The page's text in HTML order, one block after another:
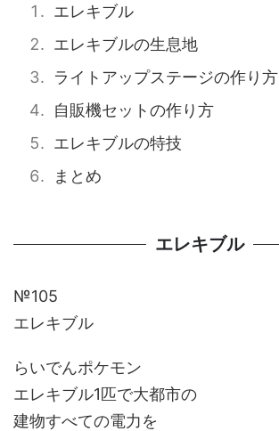
エレキブル
エレキブルの生息地
ライトアップステージの作り方
自販機セットの作り方
エレキブルの特技
まとめ
エレキブル
№105
エレキブル
らいでんポケモン
エレキブル1匹で大都市の
建物すべての電力を